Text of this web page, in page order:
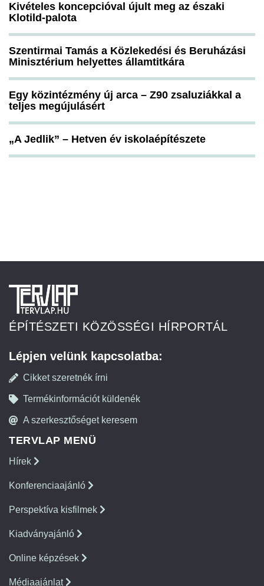
Kivételes koncepcióval újult meg az északi
Klotild-palota
Szentirmai Tamás a Közlekedési és Beruházási
Minisztérium helyettes államtitkára
Egy közintézmény új arca – Z90 zsaluziákkal a
teljes megújulásért
„A Jedlik” – Hetven év iskolaépítészete
ÉPÍTÉSZETI KÖZÖSSÉGI HÍRPORTÁL
Lépjen velünk kapcsolatba:
Cikket szeretnék írni
Termékinformációt küldenék
A szerkesztőséget keresem
TERVLAP MENÜ
Hírek
Konferenciaajánló
Perspektíva kisfilmek
Kiadványajánló
Online képzések
Médiaajánlat